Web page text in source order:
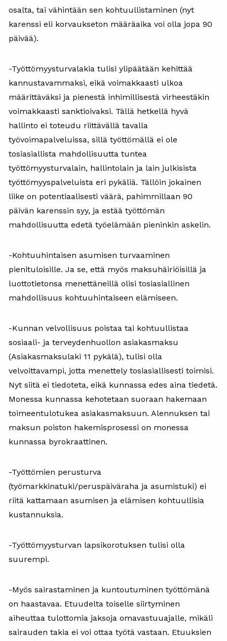
osalta, tai vähintään sen kohtuullistaminen (nyt
karenssi eli korvaukseton määräaika voi olla jopa 90
päivää).
-Työttömyysturvalakia tulisi ylipäätään kehittää
kannustavammaksi, eikä voimakkaasti ulkoa
määrittäväksi ja pienestä inhimillisestä virheestäkin
voimakkaasti sanktioivaksi. Tällä hetkellä hyvä
hallinto ei toteudu riittävällä tavalla
työvoimapalveluissa, sillä työttömällä ei ole
tosiasiallista mahdollisuutta tuntea
työttömyysturvalain, hallintolain ja lain julkisista
työttömyyspalveluista eri pykäliä. Tällöin jokainen
liike on potentiaalisesti väärä, pahimmillaan 90
päivän karenssin syy, ja estää työttömän
mahdollisuutta edetä työelämään pieninkin askelin.
-Kohtuuhintaisen asumisen turvaaminen
pienituloisille. Ja se, että myös maksuhäiriöisillä ja
luottotietonsa menettäneillä olisi tosiasiallinen
mahdollisuus kohtuuhintaiseen elämiseen.
-Kunnan velvollisuus poistaa tai kohtuullistaa
sosiaali- ja terveydenhuollon asiakasmaksu
(Asiakasmaksulaki 11 pykälä), tulisi olla
velvoittavampi, jotta menettely tosiasiallisesti toimisi.
Nyt siitä ei tiedoteta, eikä kunnassa edes aina tiedetä.
Monessa kunnassa kehotetaan suoraan hakemaan
toimeentulotukea asiakasmaksuun. Alennuksen tai
maksun poiston hakemisprosessi on monessa
kunnassa byrokraattinen.
-Työttömien perusturva
(työmarkkinatuki/peruspäiväraha ja asumistuki) ei
riitä kattamaan asumisen ja elämisen kohtuullisia
kustannuksia.
-Työttömyysturvan lapsikorotuksen tulisi olla
suurempi.
-Myös sairastaminen ja kuntoutuminen työttömänä
on haastavaa. Etuudelta toiselle siirtyminen
aiheuttaa tulottomia jaksoja omavastuuajalle, mikäli
sairauden takia ei voi ottaa työtä vastaan. Etuuksien